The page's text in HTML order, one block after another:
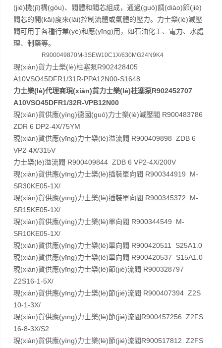
(jié)機(jī)構(gòu)、閥體和閥芯組成，通過(guò)調(diào)節(jié)
閥芯的開(kāi)度來(lái)控制流體或氣體的壓力。力士樂(lè)減壓
閥可用于各種行業(yè)和應(yīng)用，如石油化工、電力、水處
理、制藥等。
R900049870M-3SEW10C1X/630MG24N9K4
現(xiàn)貨力士樂(lè)柱塞泵R902428405
A10VSO45DFR1/31R-PPA12N00-S1648
力士樂(lè)代理商現(xiàn)貨力士樂(lè)柱塞泵R902452707
A10VSO45DFR1/32R-VPB12N00
現(xiàn)貨供應(yīng)德國(guó)力士樂(lè)減壓閥 R900483786
ZDR 6 DP2-4X/75YM
現(xiàn)貨供應(yīng)力士樂(lè)溢流閥 R900409898 ZDB 6
VP2-4X/315V
力士樂(lè)溢流閥 R900409844 ZDB 6 VP2-4X/200V
現(xiàn)貨供應(yīng)力士樂(lè)插裝單向閥 R900344919 M-
SR30KE05-1X/
現(xiàn)貨供應(yīng)力士樂(lè)插裝單向閥 R900345372 M-
SR15KE05-1X/
現(xiàn)貨供應(yīng)力士樂(lè)單向閥 R900344549 M-
SR10KE05-1X/
現(xiàn)貨供應(yīng)力士樂(lè)單向閥 R900420511 S25A1.0
現(xiàn)貨供應(yīng)力士樂(lè)單向閥 R900420537 S15A1.0
現(xiàn)貨供應(yīng)力士樂(lè)節(jié)流閥 R900328797
Z2S16-1-5X/
現(xiàn)貨供應(yīng)力士樂(lè)節(jié)流閥 R900407394 Z2S
10-1-3X/
現(xiàn)貨供應(yīng)力士樂(lè)節(jié)流閥R900457256 Z2FS
16-8-3X/S2
現(xiàn)貨供應(yīng)力士樂(lè)節(jié)流閥R900517812 Z2FS